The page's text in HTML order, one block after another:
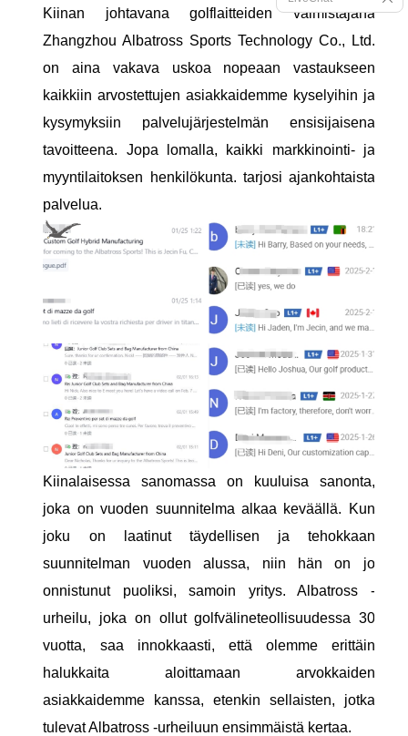
Kiinan johtavana golflaitteiden valmistajana
Zhangzhou Albatross Sports Technology Co., Ltd.
on aina vakava uskoa nopeaan vastaukseen
kaikkiin arvostettujen asiakkaidemme kyselyihin ja
kysymyksiin palvelujärjestelmän ensisijaisena
tavoitteena. Jopa lomalla, kaikki markkinointi- ja
myyntilaitoksen henkilökunta. tarjosi ajankohtaista
palvelua.
Kiinalaisessa sanomassa on kuuluisa sanonta,
joka on vuoden suunnitelma alkaa keväällä. Kun
joku on laatinut täydellisen ja tehokkaan
suunnitelman vuoden alussa, niin hän on jo
onnistunut puoliksi, samoin yritys. Albatross -
urheilu, joka on ollut golfvälineteollisuudessa 30
vuotta, saa innokkaasti, että olemme erittäin
halukkaita aloittamaan arvokkaiden
asiakkaidemme kanssa, etenkin sellaisten, jotka
tulevat Albatross -urheiluun ensimmäistä kertaa.